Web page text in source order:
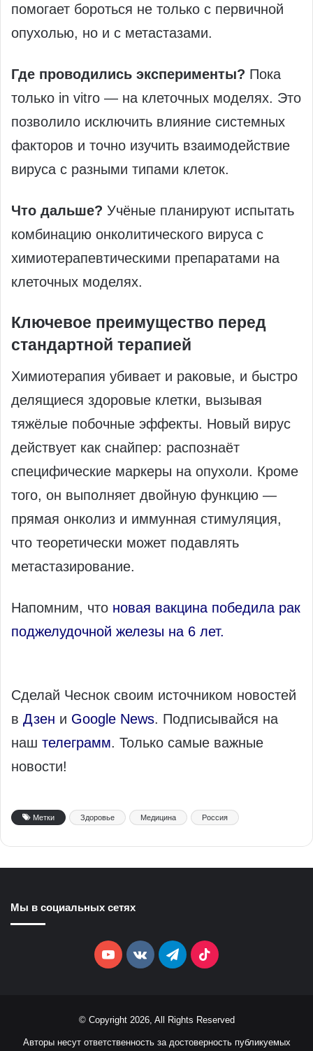
помогает бороться не только с первичной
опухолью, но и с метастазами.
Где проводились эксперименты? Пока
только in vitro — на клеточных моделях. Это
позволило исключить влияние системных
факторов и точно изучить взаимодействие
вируса с разными типами клеток.
Что дальше? Учёные планируют испытать
комбинацию онколитического вируса с
химиотерапевтическими препаратами на
клеточных моделях.
Ключевое преимущество перед
стандартной терапией
Химиотерапия убивает и раковые, и быстро
делящиеся здоровые клетки, вызывая
тяжёлые побочные эффекты. Новый вирус
действует как снайпер: распознаёт
специфические маркеры на опухоли. Кроме
того, он выполняет двойную функцию —
прямая онколиз и иммунная стимуляция,
что теоретически может подавлять
метастазирование.
Напомним, что новая вакцина победила рак
поджелудочной железы на 6 лет.
Сделай Чеснок своим источником новостей
в Дзен и Google News. Подписывайся на
наш телеграмм. Только самые важные
новости!
Метки Здоровье Медицина Россия
Мы в социальных сетях
YouTubevk.comTelegramTikTok
© Copyright 2026, All Rights Reserved
Авторы несут ответственность за достоверность публикуемых